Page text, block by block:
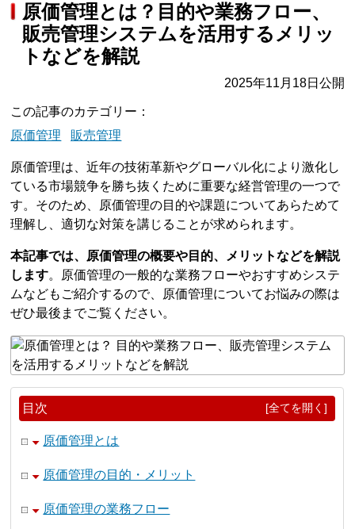
原価管理とは？目的や業務フロー、
販売管理システムを活用するメリッ
トなどを解説
2025年11月18日公開
この記事のカテゴリー
原価管理
販売管理
原価管理は、近年の技術革新やグローバル化により激化し
ている市場競争を勝ち抜くために重要な経営管理の一つで
す。そのため、原価管理の目的や課題についてあらためて
理解し、適切な対策を講じることが求められます。
本記事では、原価管理の概要や目的、メリットなどを解説
します。原価管理の一般的な業務フローやおすすめシステ
ムなどもご紹介するので、原価管理についてお悩みの際は
ぜひ最後までご覧ください。
目次 [全てを開く]
原価管理とは
原価管理の目的・メリット
原価管理の業務フロー